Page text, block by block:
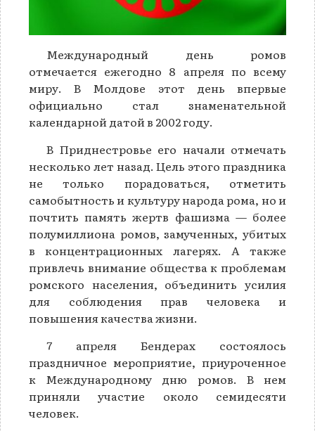
Международный день ромов
отмечается ежегодно 8 апреля по всему
миру. В Молдове этот день впервые
официально стал знаменательной
календарной датой в 2002 году.
В Приднестровье его начали отмечать
несколько лет назад. Цель этого праздника
не только порадоваться, отметить
самобытность и культуру народа рома, но и
почтить память жертв фашизма — более
полумиллиона ромов, замученных, убитых
в концентрационных лагерях. А также
привлечь внимание общества к проблемам
ромского населения, объединить усилия
для соблюдения прав человека и
повышения качества жизни.
7 апреля Бендерах состоялось
праздничное мероприятие, приуроченное
к Международному дню ромов. В нем
приняли участие около семидесяти
человек.